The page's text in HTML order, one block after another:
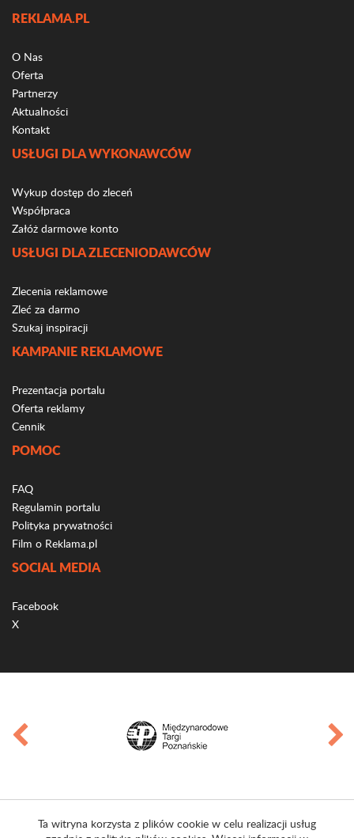
REKLAMA.PL
O Nas
Oferta
Partnerzy
Aktualności
Kontakt
USŁUGI DLA WYKONAWCÓW
Wykup dostęp do zleceń
Współpraca
Załóż darmowe konto
USŁUGI DLA ZLECENIODAWCÓW
Zlecenia reklamowe
Zleć za darmo
Szukaj inspiracji
KAMPANIE REKLAMOWE
Prezentacja portalu
Oferta reklamy
Cennik
POMOC
FAQ
Regulamin portalu
Polityka prywatności
Film o Reklama.pl
SOCIAL MEDIA
Facebook
X
Ta witryna korzysta z plików cookie w celu realizacji usług